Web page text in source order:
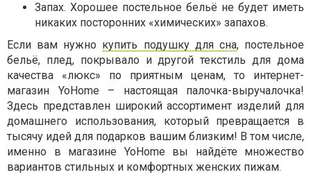
Запах. Хорошее постельное бельё не будет иметь
никаких посторонних «химических» запахов.
Если вам нужно купить подушку для сна, постельное
бельё, плед, покрывало и другой текстиль для дома
качества «люкс» по приятным ценам, то интернет-
магазин YoHome – настоящая палочка-выручалочка!
Здесь представлен широкий ассортимент изделий для
домашнего использования, который превращается в
тысячу идей для подарков вашим близким! В том числе,
именно в магазине YoHome вы найдёте множество
вариантов стильных и комфортных женских пижам.